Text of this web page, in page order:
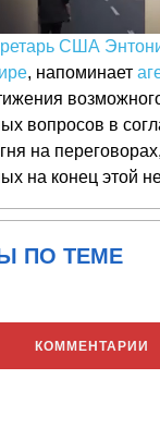
США
, напоминает
вопросов в
на переговорах,
на конец этой
ПО ТЕМЕ
КОММЕНТАРИИ